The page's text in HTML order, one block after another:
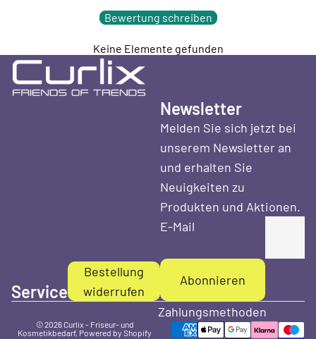
Bewertung schreiben
Keine Elemente gefunden
Service
Bestellung
widerrufen
Newsletter
Melden Sie sich jetzt bei
unserem Newsletter an
und erhalten Sie
Neuigkeiten zu
Produkten und Aktionen.
E-Mail
Abonnieren
© 2026Curlix - Friseur- und
Kosmetikbedarf, Powered by Shopify
Zahlungsmethoden